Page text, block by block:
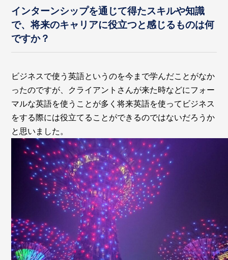
インターンシップを通じて得たスキルや知識
で、将来のキャリアに役立つと感じるものは何
ですか？
ビジネスで使う英語というのを今まで学んだことがなか
ったのですが、クライアントさんが来た時などにフォー
マルな英語を使うことが多く将来英語を使ってビジネス
をする際には役立てることができるのではないだろうか
と思いました。